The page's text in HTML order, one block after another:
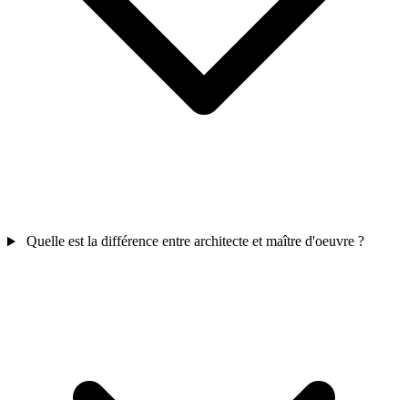
Quelle est la différence entre architecte et maître d'oeuvre ?